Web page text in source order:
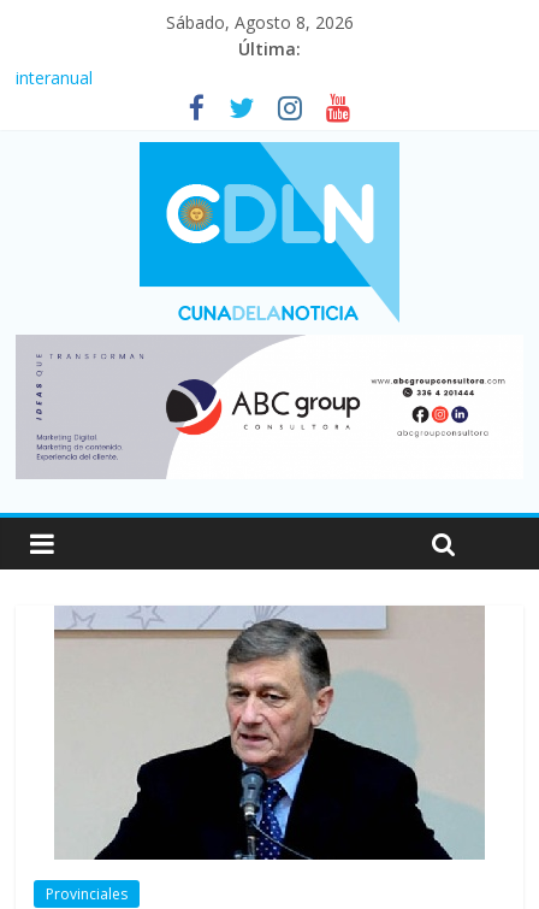
Sábado, Agosto 8, 2026
Última:
Fuerte caída de la venta de autos usados en julio: bajó un 12,6%
Central venció 1 a 0 al River de Coudet en el Monumental
La morosidad alcanzó su nivel más alto en dos décadas y ya
afecta a 400 mil deudores en Santa Fe
Desde que asumió Milei cerraron 41.000 kioscos: el sector
denuncia crisis como en 2001
Vacaciones de invierno con más movimiento y consumo
turístico: 4,6 millones de personas viajaron por el país, un 5,9%
Provinciales